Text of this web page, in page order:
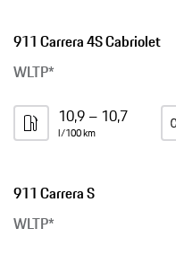
911 Carrera 4S Cabriolet
WLTP*
10,9 – 10,7
l/100 km
911 Carrera S
WLTP*